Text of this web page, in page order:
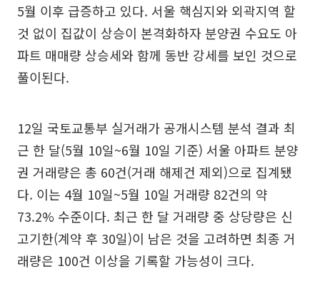
5월 이후 급증하고 있다. 서울 핵심지와 외곽지역 할
것 없이 집값이 상승이 본격화하자 분양권 수요도 아
파트 매매량 상승세와 함께 동반 강세를 보인 것으로
풀이된다.
12일 국토교통부 실거래가 공개시스템 분석 결과 최
근 한 달(5월 10일~6월 10일 기준) 서울 아파트 분양
권 거래량은 총 60건(거래 해제건 제외)으로 집계됐
다. 이는 4월 10일~5월 10일 거래량 82건의 약
73.2% 수준이다. 최근 한 달 거래량 중 상당량은 신
고기한(계약 후 30일)이 남은 것을 고려하면 최종 거
래량은 100건 이상을 기록할 가능성이 크다.